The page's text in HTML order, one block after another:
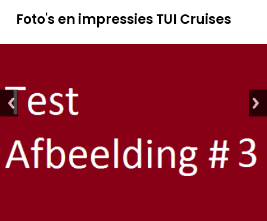
Foto's en impressies TUI Cruises